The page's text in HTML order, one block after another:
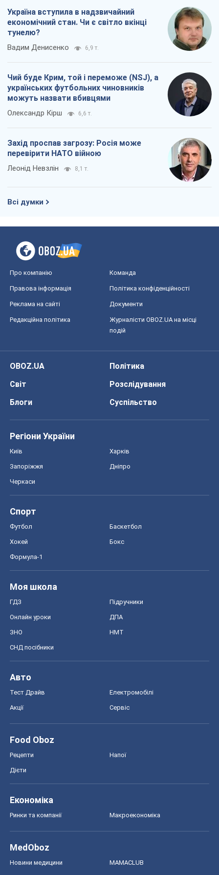
Україна вступила в надзвичайний
економічний стан. Чи є світло вкінці
тунелю?
Вадим Денисенко 6,9 т.
Чий буде Крим, той і переможе (NSJ), а
українських футбольних чиновників
можуть назвати вбивцями
Олександр Кірш 6,6 т.
Захід проспав загрозу: Росія може
перевірити НАТО війною
Леонід Невзлін 8,1 т.
Всі думки
Про компанію Команда
Правова інформація Політика конфіденційності
Реклама на сайті Документи
Редакційна політика
Журналісти OBOZ.UA на місці
подій
OBOZ.UA
Політика
Світ
Розслідування
Блоги
Суспільство
Регіони України
Київ Харків
Запоріжжя Дніпро
Черкаси
Спорт
Футбол Баскетбол
Хокей Бокс
Формула-1
Моя школа
ГДЗ Підручники
Онлайн уроки ДПА
ЗНО НМТ
СНД посібники
Авто
Тест Драйв Електромобілі
Акції Сервіс
Food Oboz
Рецепти Напої
Дієти
Економіка
Ринки та компанії Макроекономіка
MedOboz
Новини медицини MAMACLUB